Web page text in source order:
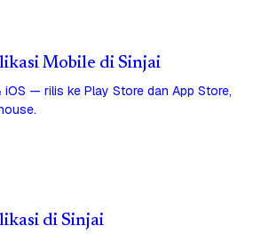
Mobile di Sinjai
iOS — rilis ke Play Store dan App Store,
di Sinjai